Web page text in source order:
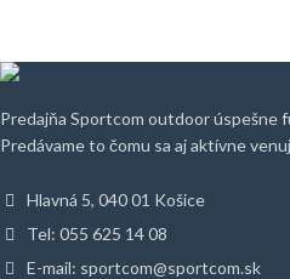
Predajňa Sportcom outdoor úspešne
Predávame to čomu sa aj aktívne
Hlavná 5, 040 01 Košice
Tel: 055 625 14 08
E-mail: sportcom@sportcom.sk